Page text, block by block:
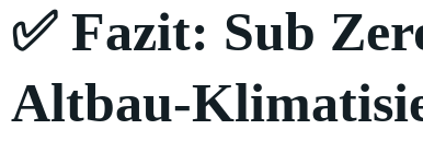
✅ Fazit: Sub
Altbau-